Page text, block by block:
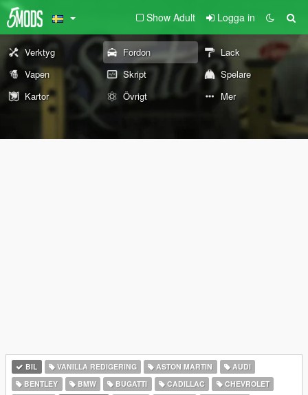
Show Adult Logga in
Verktyg Fordon
Lack
Vapen
Skript
Spelare
Kartor
Övrigt Mer
BIL VANILLA REDIGERING ASTON MARTIN
AUDI
BENTLEY
BMW BUGATTI CADILLAC
CHEVROLET